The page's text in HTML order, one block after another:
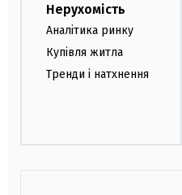
Нерухомість
Аналітика ринку
Купівля житла
Тренди і натхнення